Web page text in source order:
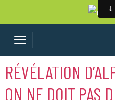
RÉVÉLATION
ON NE DOIT PAS